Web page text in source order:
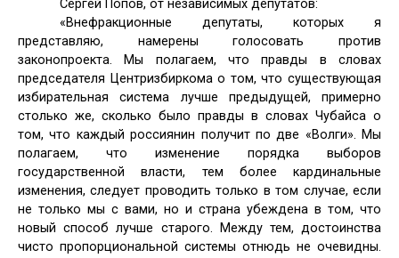
Сергей Попов, от независимых депутатов:
«Внефракционные депутаты, которых я
представляю, намерены голосовать против
законопроекта. Мы полагаем, что правды в словах
председателя Центризбиркома о том, что существующая
избирательная система лучше предыдущей, примерно
столько же, сколько было правды в словах Чубайса о
том, что каждый россиянин получит по две «Волги». Мы
полагаем, что изменение порядка выборов
государственной власти, тем более кардинальные
изменения, следует проводить только в том случае, если
не только мы с вами, но и страна убеждена в том, что
новый способ лучше старого. Между тем, достоинства
чисто пропорциональной системы отнюдь не очевидны.